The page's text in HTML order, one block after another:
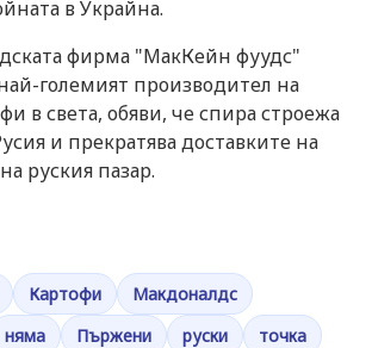
в Украйна.
фирма "МакКейн фуудс"
големият производител на
в света, обяви, че спира строежа
и прекратява доставките на
руския пазар.
Картофи
Макдоналдс
няма Пържени руски точка